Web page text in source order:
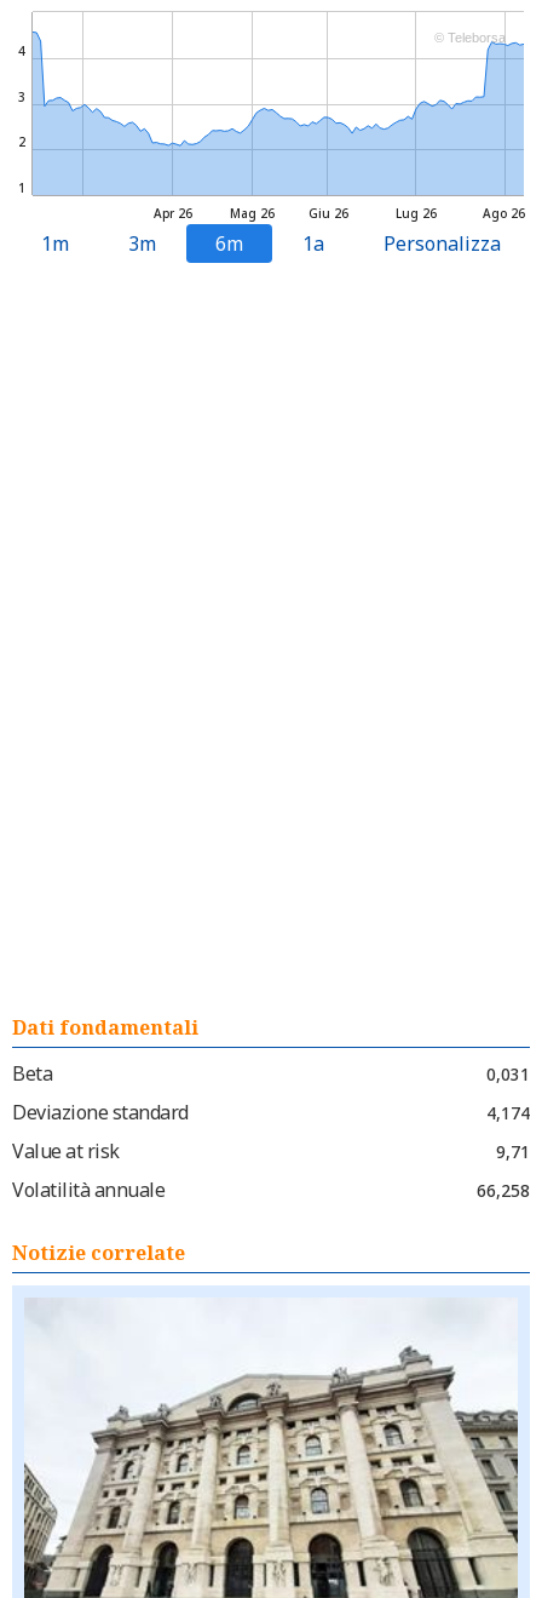
Mag 26 Lug 26
Apr 26 Giu 26 Ago 26
1
2
3
4
© Teleborsa
1m 3m 6m 1a Personalizza
Dati fondamentali
Beta
0,031
Deviazione standard 4,174
Value at risk 9,71
Volatilità annuale 66,258
Notizie correlate